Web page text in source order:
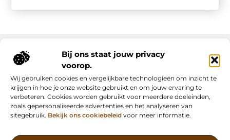
Bij ons staat jouw privacy
voorop.
Wij gebruiken cookies en vergelijkbare technologieën om inzicht te
krijgen in hoe je onze website gebruikt en om jouw ervaring te
verbeteren. Cookies worden gebruikt voor meerdere doeleinden,
zoals gepersonaliseerde advertenties en het analyseren van
sitegebruik. Bekijk ons cookiebeleid voor meer informatie.
Vind Inspiratie, Deel Inzichten
Onze informatie